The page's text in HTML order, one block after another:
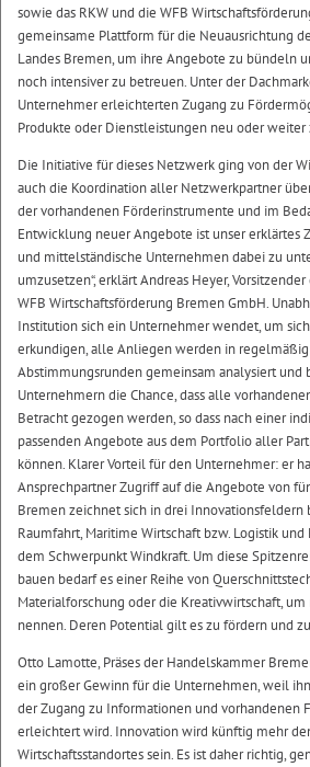
sowie das RKW und die WFB
gemeinsame Plattform für die Neuausrichtung
Landes Bremen, um ihre Angebote zu bündeln
noch intensiver zu betreuen. Unter der
Unternehmer erleichterten Zugang zu
Produkte oder Dienstleistungen neu oder
Die Initiative für dieses Netzwerk ging von der
auch die Koordination aller Netzwerkpartner
der vorhandenen Förderinstrumente und im
Entwicklung neuer Angebote ist unser erklärtes
und mittelständische Unternehmen dabei zu
umzusetzen“, erklärt Andreas Heyer,
WFB Wirtschaftsförderung Bremen GmbH.
Institution sich ein Unternehmer wendet, um
erkundigen, alle Anliegen werden in
Abstimmungsrunden gemeinsam analysiert und
Unternehmern die Chance, dass alle
Betracht gezogen werden, so dass nach einer
passenden Angebote aus dem Portfolio aller
können. Klarer Vorteil für den Unternehmer: er
Ansprechpartner Zugriff auf die Angebote von
Bremen zeichnet sich in drei Innovationsfeldern
Raumfahrt, Maritime Wirtschaft bzw. Logistik
dem Schwerpunkt Windkraft. Um diese
bauen bedarf es einer Reihe von
Materialforschung oder die Kreativwirtschaft,
nennen. Deren Potential gilt es zu fördern und
Otto Lamotte, Präses der Handelskammer
ein großer Gewinn für die Unternehmen, weil
der Zugang zu Informationen und vorhandenen
erleichtert wird. Innovation wird künftig mehr
Wirtschaftsstandortes sein. Es ist daher richtig,